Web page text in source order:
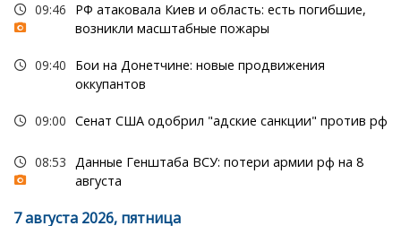
09:46
РФ атаковала Киев и область: есть погибшие,
возникли масштабные пожары
09:40
Бои на Донетчине: новые продвижения
оккупантов
09:00 Сенат США одобрил "адские санкции" против рф
08:53 Данные Генштаба ВСУ: потери армии рф на 8
августа
7 августа 2026, пятница